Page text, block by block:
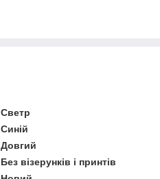
Светр
Синій
Довгий
Без візерунків і принтів